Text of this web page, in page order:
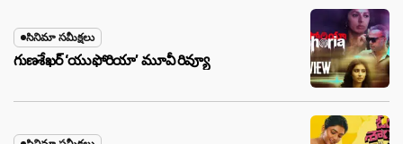
సినిమా సమీక్షలు
గుణశేఖర్ ‘యుఫోరియా’ మూవీ రివ్యూ